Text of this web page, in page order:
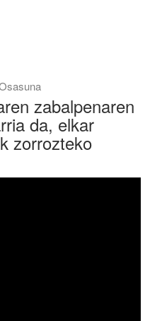
zabalpenaren
da, elkar
zorrozteko